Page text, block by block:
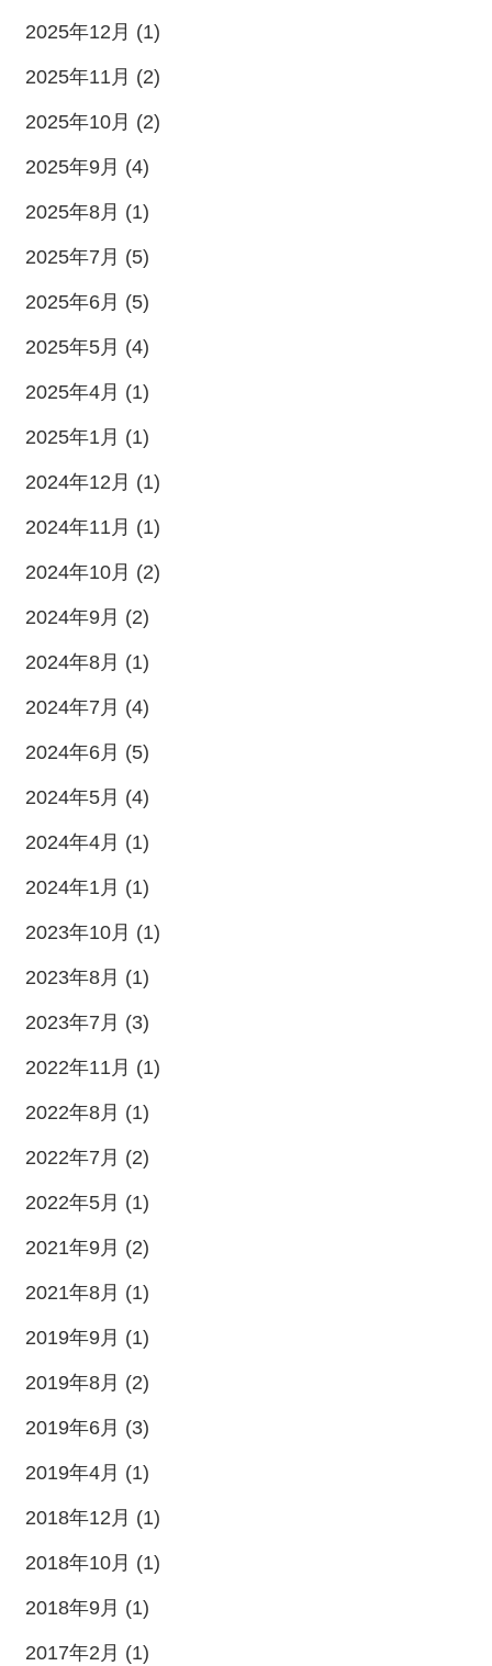
2025年12月 (1)
2025年11月 (2)
2025年10月 (2)
2025年9月 (4)
2025年8月 (1)
2025年7月 (5)
2025年6月 (5)
2025年5月 (4)
2025年4月 (1)
2025年1月 (1)
2024年12月 (1)
2024年11月 (1)
2024年10月 (2)
2024年9月 (2)
2024年8月 (1)
2024年7月 (4)
2024年6月 (5)
2024年5月 (4)
2024年4月 (1)
2024年1月 (1)
2023年10月 (1)
2023年8月 (1)
2023年7月 (3)
2022年11月 (1)
2022年8月 (1)
2022年7月 (2)
2022年5月 (1)
2021年9月 (2)
2021年8月 (1)
2019年9月 (1)
2019年8月 (2)
2019年6月 (3)
2019年4月 (1)
2018年12月 (1)
2018年10月 (1)
2018年9月 (1)
2017年2月 (1)